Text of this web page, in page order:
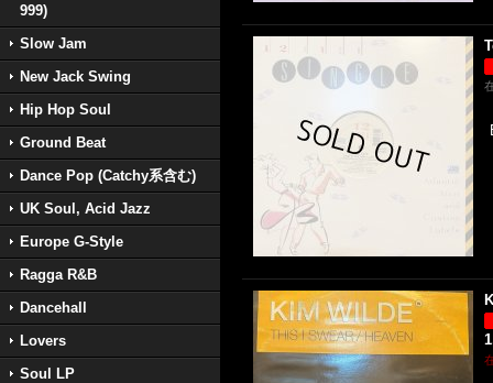
999)
Slow Jam
New Jack Swing
Hip Hop Soul
Ground Beat
Dance Pop (Catchy系含む)
UK Soul, Acid Jazz
Europe G-Style
Ragga R&B
Dancehall
Lovers
Soul LP